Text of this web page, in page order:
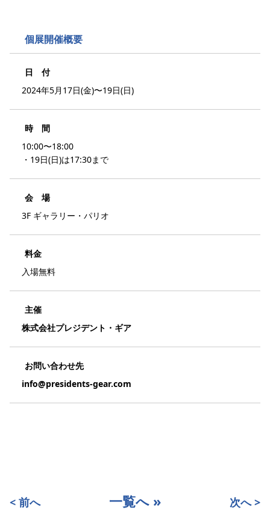
個展開催概要
日 付
2024年5月17日(金)〜19日(日)
時 間
10:00〜18:00
・19日(日)は17:30まで
会 場
3F ギャラリー・パリオ
料金
入場無料
主催
株式会社プレジデント・ギア
お問い合わせ先
info@presidents-gear.com
< 前へ 一覧へ » 次へ >